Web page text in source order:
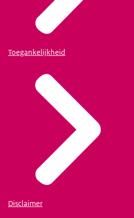
Toegankelijkheid
Disclaimer